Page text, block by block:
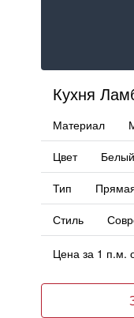
Кухня
Материал
Цвет
Тип
Стиль
Цена за 1 п.м.